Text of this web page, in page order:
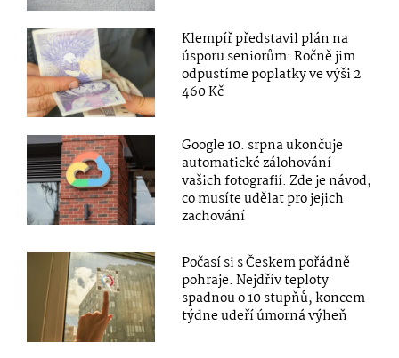
Klempíř představil plán na
úsporu seniorům: Ročně jim
odpustíme poplatky ve výši 2
460 Kč
Google 10. srpna ukončuje
automatické zálohování
vašich fotografií. Zde je návod,
co musíte udělat pro jejich
zachování
Počasí si s Českem pořádně
pohraje. Nejdřív teploty
spadnou o 10 stupňů, koncem
týdne udeří úmorná výheň